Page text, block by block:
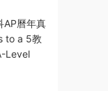
AP曆年真
to a 5教
Level